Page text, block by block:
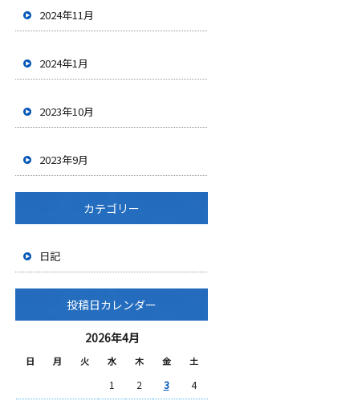
2024年11月
2024年1月
2023年10月
2023年9月
カテゴリー
日記
投稿日カレンダー
2026年4月
日 月 火 水 木 金 土
1 2 3 4